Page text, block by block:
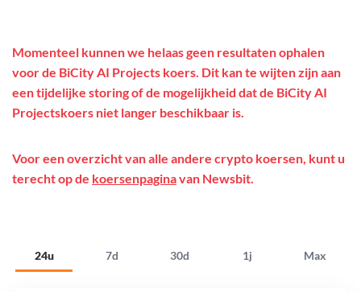
24u 7d 30d 1j Max
Momenteel kunnen we helaas geen resultaten ophalen
voor de BiCity AI Projects koers. Dit kan te wijten zijn aan
een tijdelijke storing of de mogelijkheid dat de BiCity AI
Projectskoers niet langer beschikbaar is.
Voor een overzicht van alle andere crypto koersen, kunt u
terecht op de koersenpaginavan Newsbit.